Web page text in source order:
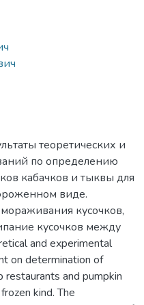
теоретических и
по определению
кабачков и тыквы для
виде.
кусочков,
кусочков между
and experimental
on determination of
restaurants and pumpkin
kind. The